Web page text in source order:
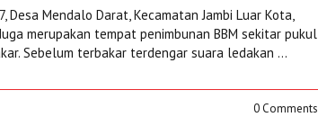
Desa Mendalo Darat, Kecamatan Jambi Luar Kota,
merupakan tempat penimbunan BBM sekitar pukul
Sebelum terbakar terdengar suara ledakan ...
0 Comments